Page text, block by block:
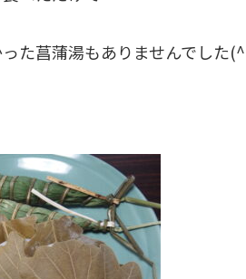
た菖蒲湯もありませんでした